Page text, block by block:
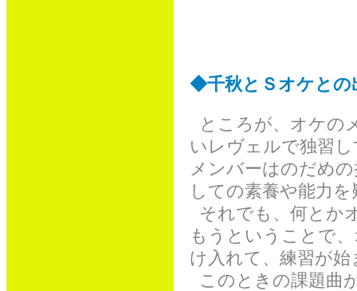
◆千秋とＳオケと
ところが、オケの
いレヴェルで独習
メンバーはのだめ
しての素養や能力
それでも、何とか
もうということで
け入れて、練習が
このときの課題曲